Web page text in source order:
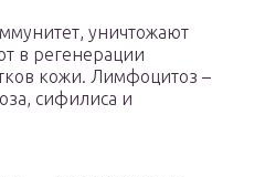
уничтожают
в регенерации
кожи. Лимфоцитоз –
сифилиса и